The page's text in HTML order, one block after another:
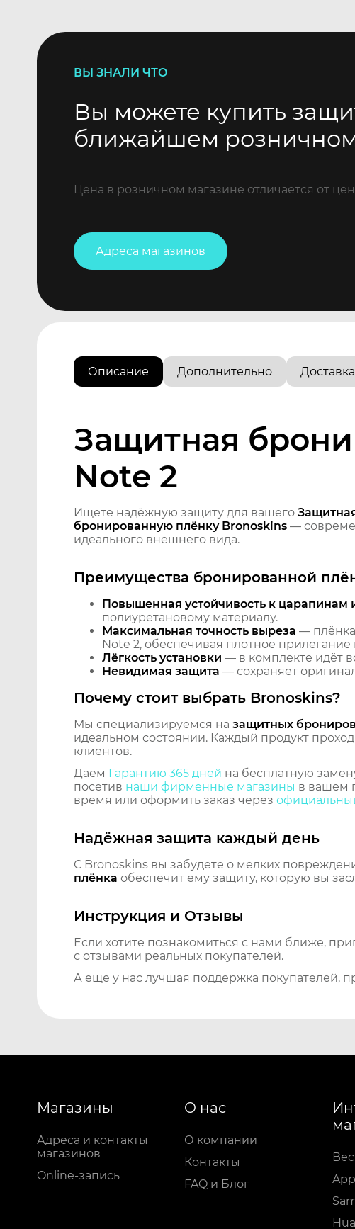
ВЫ ЗНАЛИ ЧТО
Вы можете купить
ближайшем
Цена в розничном магазине отличается от
Адреса магазинов
Описание Дополнительно
Защитная
Note 2
Ищете надёжную защиту для вашего
бронированную плёнку Bronoskins —
идеального внешнего вида.
Преимущества бронированной
Повышенная устойчивость к царапинам
полиуретановому материалу.
Максимальная точность выреза —
Note 2, обеспечивая плотное
Лёгкость установки — в комплекте идёт
Невидимая защита — сохраняет
Почему стоит выбрать Bronoskins?
Мы специализируемся на защитных
идеальном состоянии. Каждый продукт
клиентов.
Даем Гарантию 365 дней на бесплатную
посетив наши фирменные магазины в вашем
время или оформить заказ через
Надёжная защита каждый день
С Bronoskins вы забудете о мелких
плёнка обеспечит ему защиту, которую вы
Инструкция и Отзывы
Если хотите познакомиться с нами ближе,
с отзывами реальных покупателей.
А еще у нас лучшая поддержка покупателей,
Магазины
Адреса и контакты
магазинов
Online-запись
О нас
О компании
Контакты
FAQ и Блог